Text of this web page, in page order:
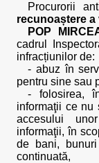
Procurorii
recunoaștere
POP
cadrul
infracțiunilor de:
- abuz în
pentru sine sau
- folosirea,
informaţii ce nu
accesului
informaţii, în
de bani,
continuată,